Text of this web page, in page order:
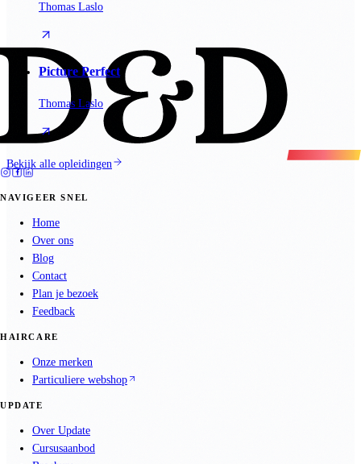
Thomas Laslo
Picture Perfect
Thomas Laslo
Bekijk alle opleidingen
NAVIGEER SNEL
Home
Over ons
Blog
Contact
Plan je bezoek
Feedback
HAIRCARE
Onze merken
Particuliere webshop
UPDATE
Over Update
Cursusaanbod